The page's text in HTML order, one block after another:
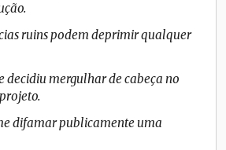
ruins podem deprimir qualquer
decidiu mergulhar de cabeça no
difamar publicamente uma